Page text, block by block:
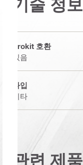
기술 정보
Prokit 호환
있음
타입
기타
관련 제품